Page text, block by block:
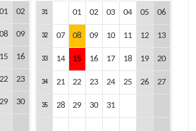
01 02
08 09
15 16
22 23
29 30
31 01 02 03 04 05 06
32 07 08 09 10 11 12 13
33 14 15 16 17 18 19 20
34 21 22 23 24 25 26 27
35 28 29 30 31